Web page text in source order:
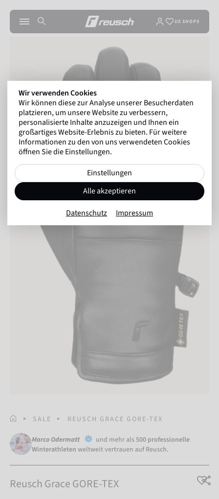
US SHOPS
STARTSEITE
SALE REUSCH GRACE GORE-TEX
Marco Odermatt und mehr als500 professionelle
Winterathleten weltweit vertrauen auf Reusch.
Reusch Grace GORE-TEX
Wir verwenden Cookies
Wir können diese zur Analyse unserer Besucherdaten
platzieren, um unsere Website zu verbessern,
personalisierte Inhalte anzuzeigen und Ihnen ein
großartiges Website-Erlebnis zu bieten. Für weitere
Informationen zu den von uns verwendeten Cookies
öffnen Sie die Einstellungen.
Einstellungen
Alle akzeptieren
Datenschutz Impressum